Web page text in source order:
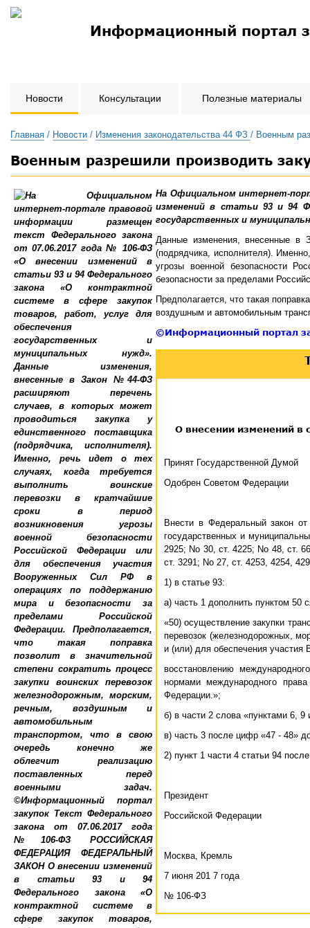
Информационный портал
Новости Консультации Полезные материалы
Главная / Новости / Изменения законодательства 44 ФЗ / Военным
Военным разрешили производить
На Официальном интернет-
изменений в статьи 93 и 94
государственных и
Данные изменения, внесенные в
(подрядчика, исполнителя).
угрозы военной безопасности
безопасности за пределами
Предполагается, что такая
воздушным и автомобильным
©Информационный портал
О внесении изменений в
Принят
Одобрен
Внести в Федеральный закон
государственных и
2925; No 30, ст. 4225; No 48, ст.
ст. 3291; No 27, ст. 4253, 4254,
1) в статье 93:
а) часть 1 дополнить пунктом 50
«50) осуществление закупки
перевозок (железнодорожных,
и (или) для обеспечения
восстановлению
нормами международного
Федерации.»;
б) в части 2 слова «пунктами 6,
в) часть 3 после цифр «47 - 48»
2) пункт 1 части 4 статьи 94
Президент
Москва, Кремль
7 июня 201 7 года
№ 106-ФЗ